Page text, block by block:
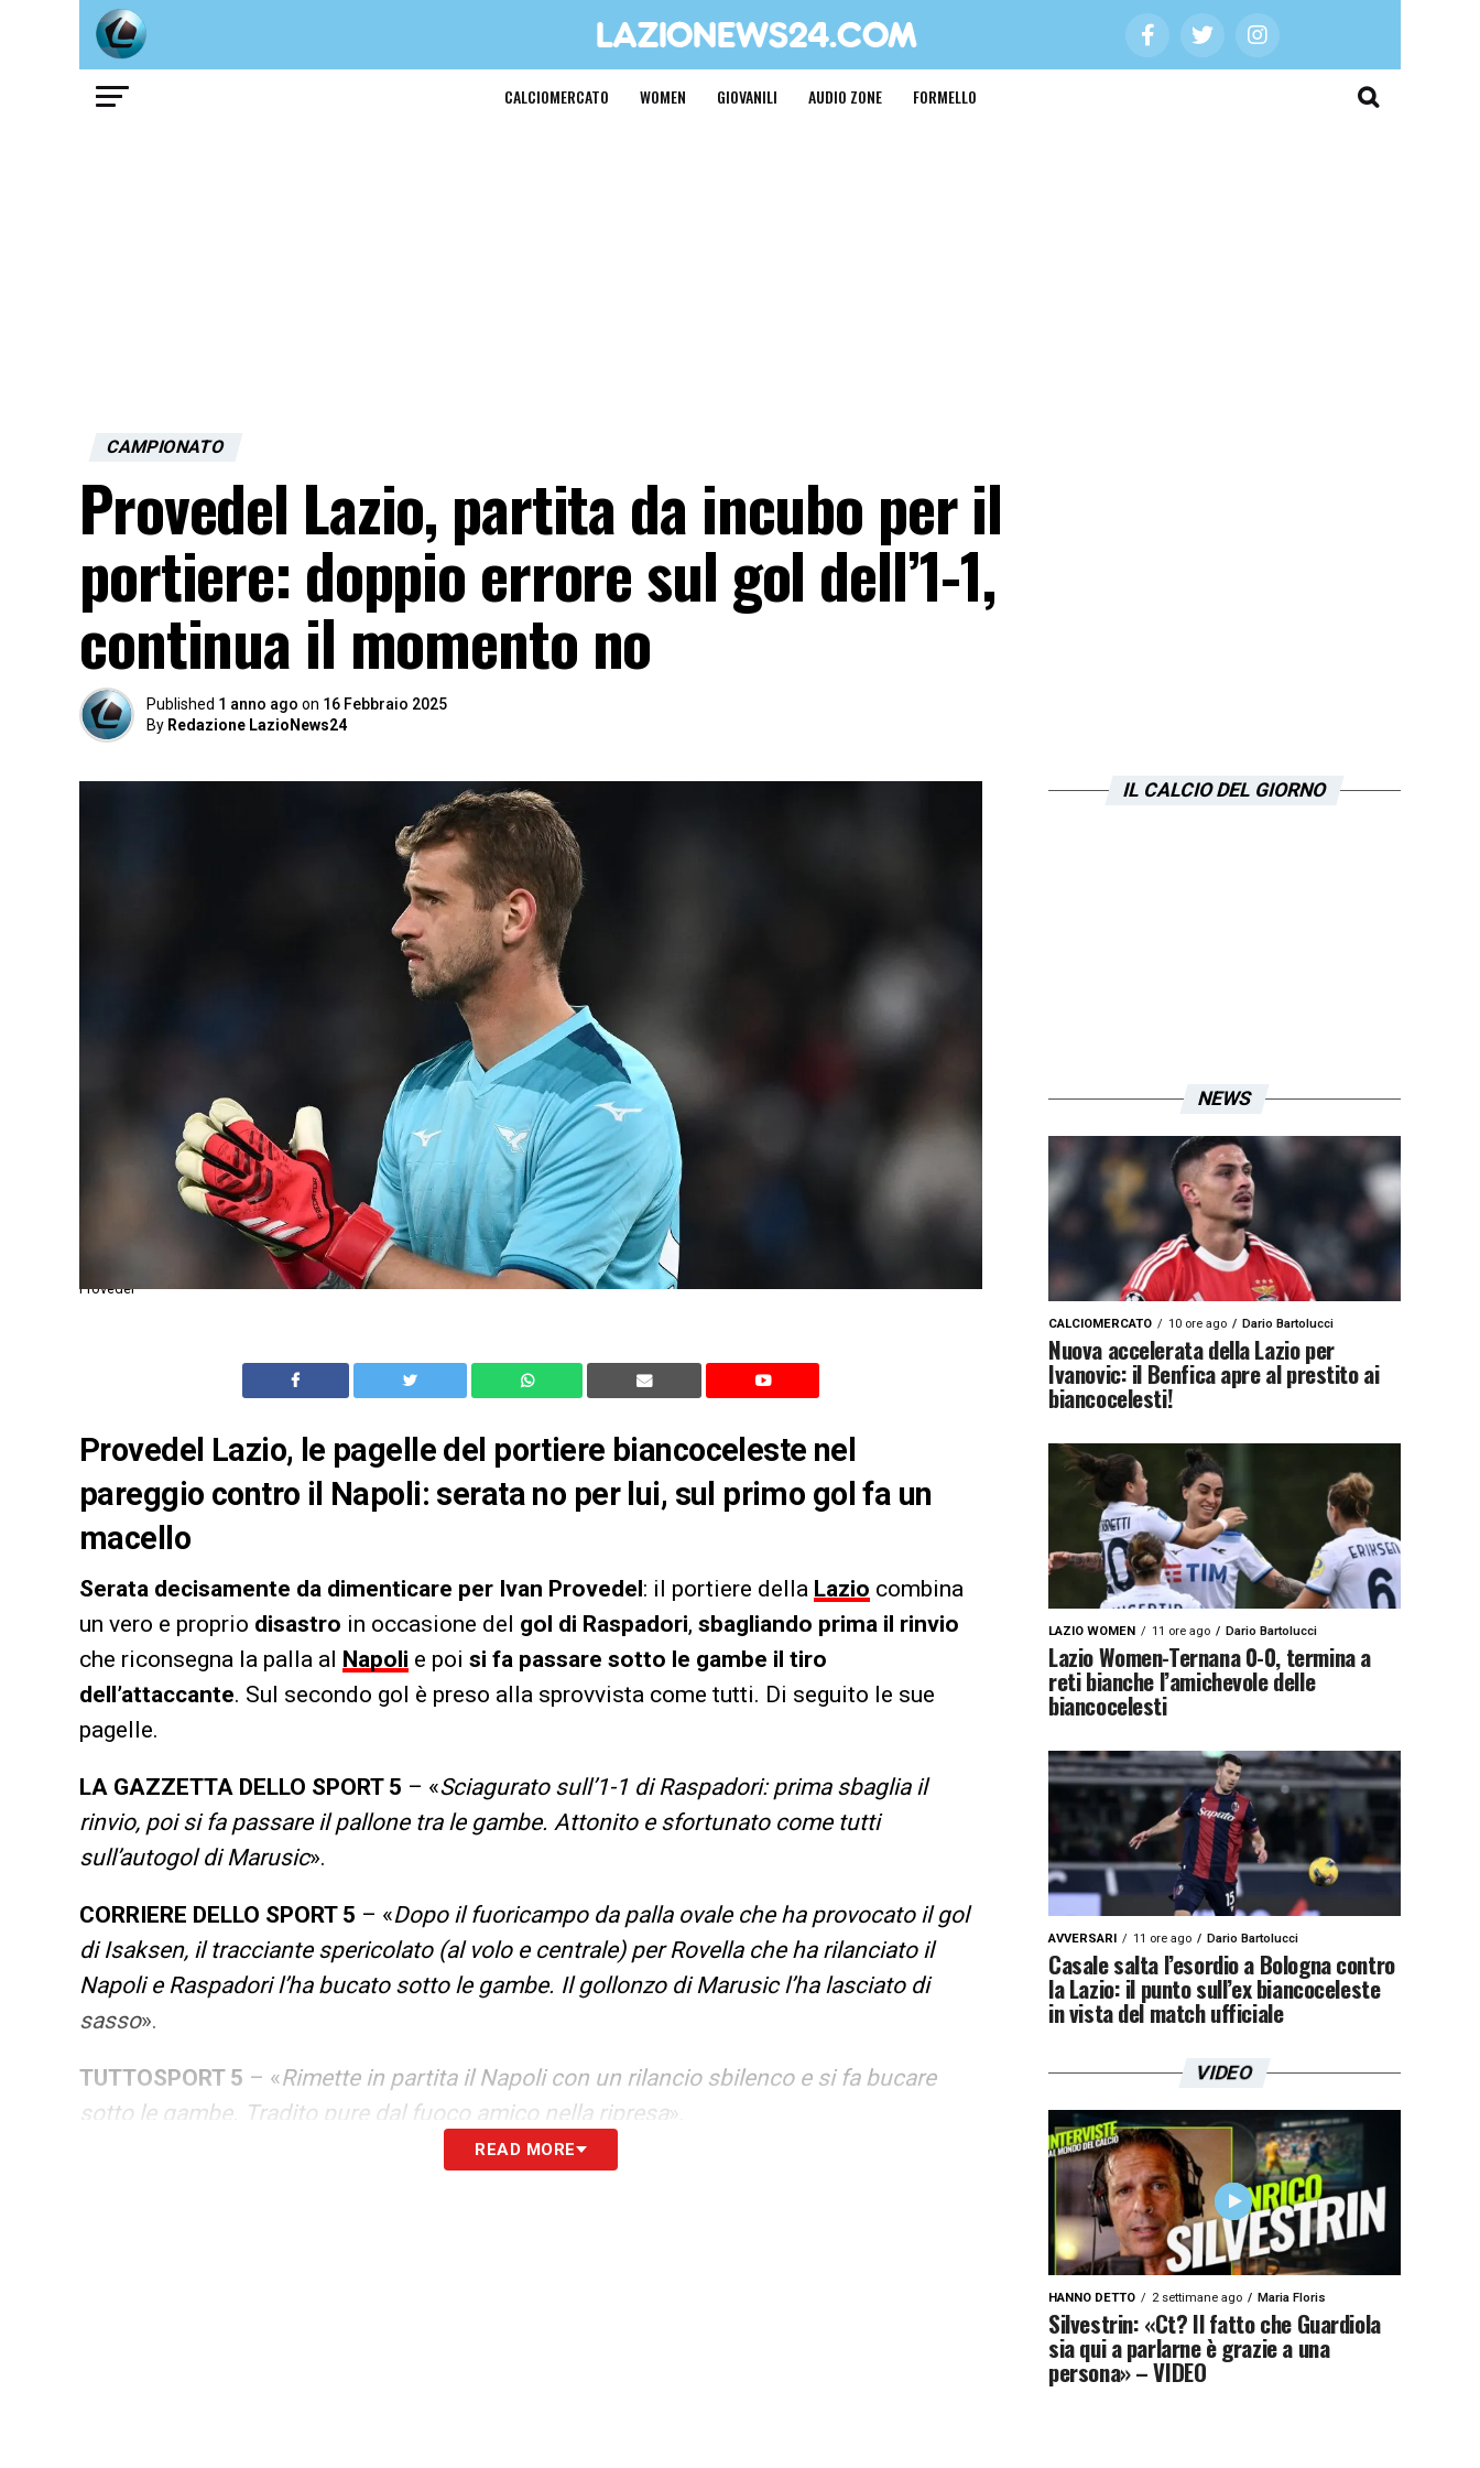
CALCIOMERCATO WOMEN GIOVANILI AUDIO ZONE FORMELLO
CAMPIONATO
Provedel Lazio, partita da incubo per il
portiere: doppio errore sul gol dell’1-1,
continua il momento no
Published 1 anno ago on 16 Febbraio 2025
By Redazione LazioNews24
Provedel
Provedel Lazio, le pagelle del portiere biancoceleste nel
pareggio contro il Napoli: serata no per lui, sul primo gol fa un
macello
Serata decisamente da dimenticare per Ivan Provedel: il portiere della Lazio combina
un vero e proprio disastro in occasione del gol di Raspadori, sbagliando prima il rinvio
che riconsegna la palla al Napoli e poi si fa passare sotto le gambe il tiro
dell’attaccante. Sul secondo gol è preso alla sprovvista come tutti. Di seguito le sue
pagelle.
LA GAZZETTA DELLO SPORT 5 – «Sciagurato sull’1-1 di Raspadori: prima sbaglia il
rinvio, poi si fa passare il pallone tra le gambe. Attonito e sfortunato come tutti
sull’autogol di Marusic».
CORRIERE DELLO SPORT 5 – «Dopo il fuoricampo da palla ovale che ha provocato il gol
di Isaksen, il tracciante spericolato (al volo e centrale) per Rovella che ha rilanciato il
Napoli e Raspadori l’ha bucato sotto le gambe. Il gollonzo di Marusic l’ha lasciato di
sasso».
TUTTOSPORT 5 – «Rimette in partita il Napoli con un rilancio sbilenco e si fa bucare
sotto le gambe. Tradito pure dal fuoco amico nella ripresa».
Soluzione giusta il lancione che provoca l’1-0 di Isaksen,
READ MORE
IL CALCIO DEL GIORNO
NEWS
CALCIOMERCATO 10 ore ago Dario Bartolucci
Nuova accelerata della Lazio per
Ivanovic: il Benfica apre al prestito ai
biancocelesti!
LAZIO WOMEN 11 ore ago Dario Bartolucci
Lazio Women-Ternana 0-0, termina a
reti bianche l’amichevole delle
biancocelesti
AVVERSARI 11 ore ago Dario Bartolucci
Casale salta l’esordio a Bologna contro
la Lazio: il punto sull’ex biancoceleste
in vista del match ufficiale
VIDEO
HANNO DETTO 2 settimane ago Maria Floris
Silvestrin: «Ct? Il fatto che Guardiola
sia qui a parlarne è grazie a una
persona» – VIDEO